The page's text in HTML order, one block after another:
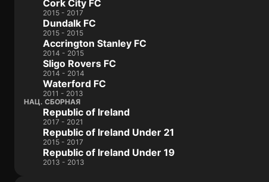
Cork City FC
2015 - 2017
Dundalk FC
2015 - 2015
Accrington Stanley FC
2014 - 2015
Sligo Rovers FC
2014 - 2014
Waterford FC
2011 - 2013
НАЦ. СБОРНАЯ
Republic of Ireland
2017 - 2021
Republic of Ireland Under 21
2015 - 2017
Republic of Ireland Under 19
2013 - 2013